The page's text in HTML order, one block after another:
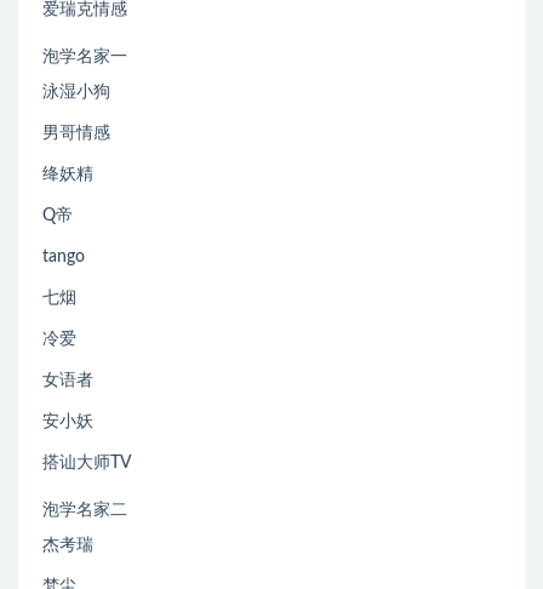
爱瑞克情感
泡学名家一
泳湿小狗
男哥情感
绛妖精
Q帝
tango
七烟
冷爱
女语者
安小妖
搭讪大师TV
泡学名家二
杰考瑞